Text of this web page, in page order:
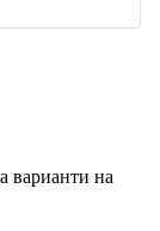
варианти на